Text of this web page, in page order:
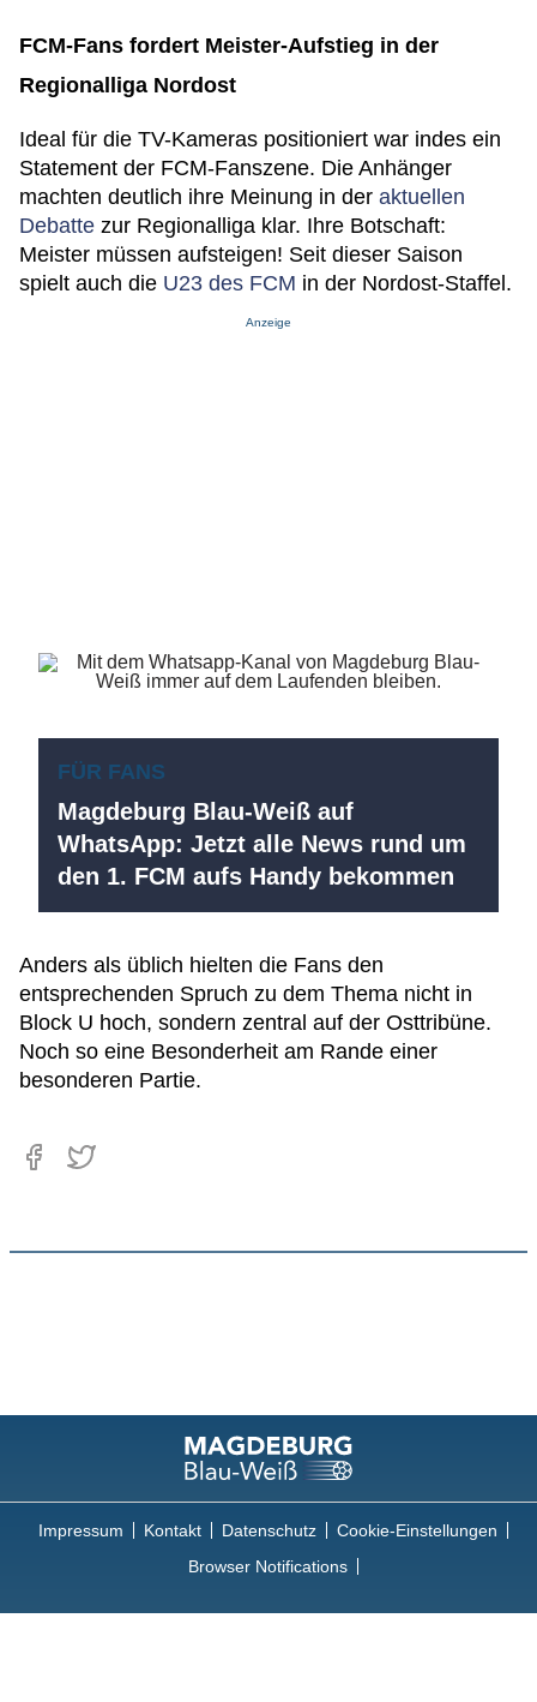
FCM-Fans fordert Meister-Aufstieg in der
Regionalliga Nordost
Ideal für die TV-Kameras positioniert war indes ein
Statement der FCM-Fanszene. Die Anhänger
machten deutlich ihre Meinung in der aktuellen
Debatte zur Regionalliga klar. Ihre Botschaft:
Meister müssen aufsteigen! Seit dieser Saison
spielt auch die U23 des FCM in der Nordost-Staffel.
Anzeige
FÜR FANS
Magdeburg Blau-Weiß auf
WhatsApp: Jetzt alle News rund um
den 1. FCM aufs Handy bekommen
Anders als üblich hielten die Fans den
entsprechenden Spruch zu dem Thema nicht in
Block U hoch, sondern zentral auf der Osttribüne.
Noch so eine Besonderheit am Rande einer
besonderen Partie.
Impressum Kontakt Datenschutz
Cookie-Einstellungen
Browser Notifications